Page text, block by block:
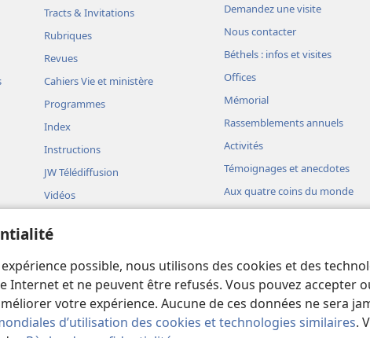
possible, nous utilisons des cookies et des
et ne peuvent être refusés. Vous pouvez accepter
votre expérience. Aucune de ces données ne sera
d’utilisation des cookies et technologies similaires.
Tracts & Invitations
Rubriques
Revues
Cahiers Vie et ministère
Programmes
Index
Instructions
JW Télédiffusion
Vidéos
Représentations théâtrales
Lectures bibliques théâtrales
Demandez une visite
Nous contacter
Béthels : infos et visites
Offices
Mémorial
Rassemblements annuels
Activités
Témoignages et anecdotes
Aux quatre coins du monde